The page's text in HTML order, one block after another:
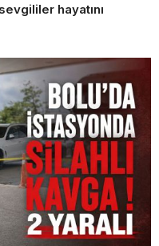
hayatını